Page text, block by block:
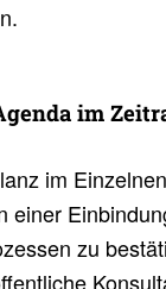
im
im
einer
zu